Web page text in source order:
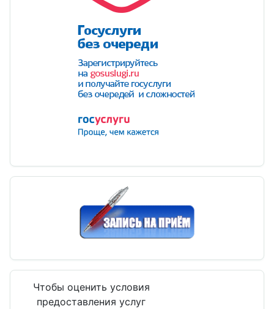
Чтобы оценить условия
предоставления услуг